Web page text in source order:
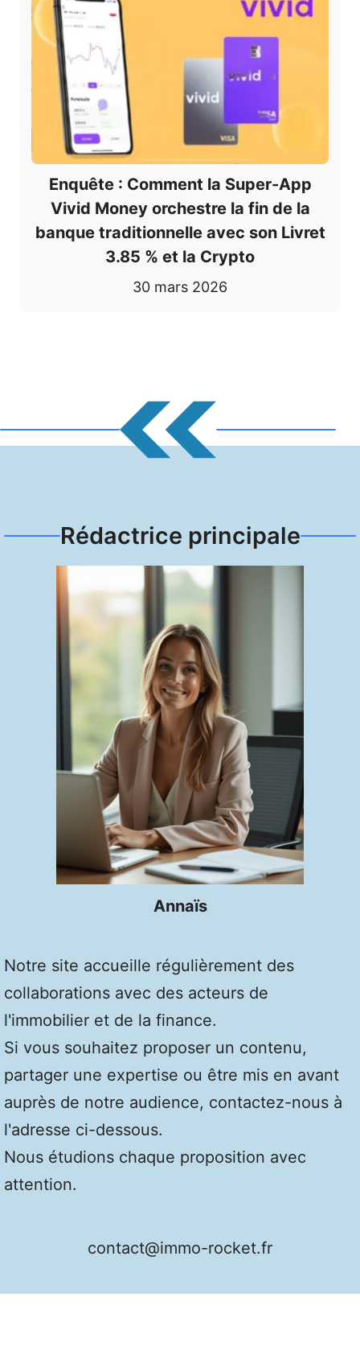
Enquête : Comment la Super-App
Vivid Money orchestre la fin de la
banque traditionnelle avec son Livret
3.85 % et la Crypto
30 mars 2026
Rédactrice principale
Annaïs
Notre site accueille régulièrement des
collaborations avec des acteurs de
l'immobilier et de la finance.
Si vous souhaitez proposer un contenu,
partager une expertise ou être mis en avant
auprès de notre audience, contactez-nous à
l'adresse ci-dessous.
Nous étudions chaque proposition avec
attention.
contact@immo-rocket.fr